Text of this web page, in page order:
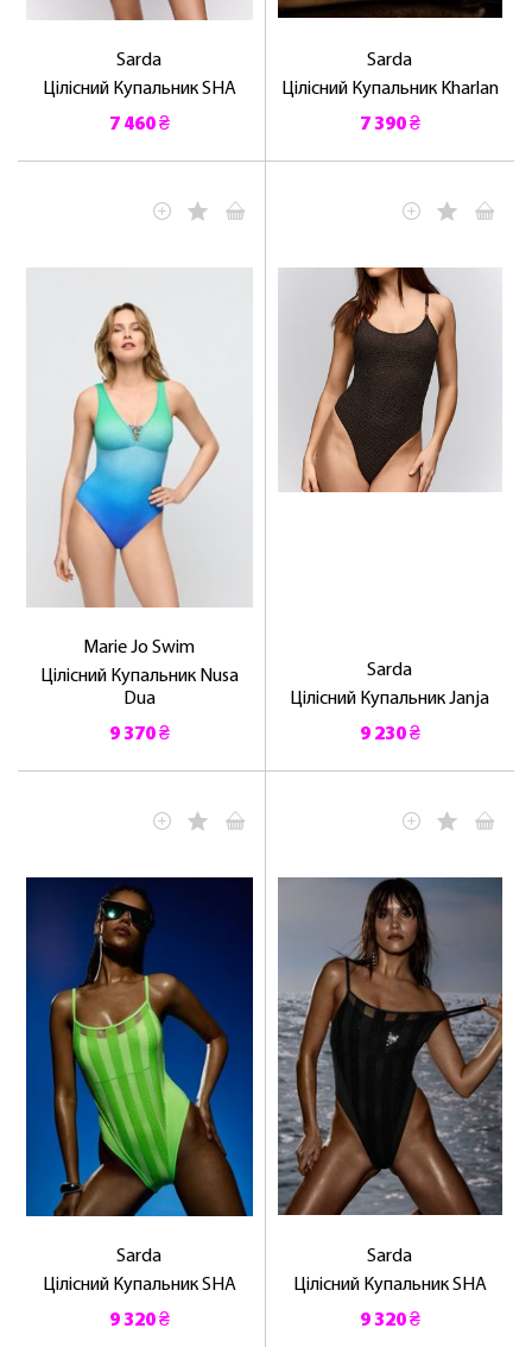
Sarda
Цілісний Купальник SHA
7 460 ₴
Sarda
Цілісний Купальник Kharlan
7 390 ₴
Marie Jo Swim
Цілісний Купальник Nusa
Dua
9 370 ₴
Sarda
Цілісний Купальник Janja
9 230 ₴
Sarda
Цілісний Купальник SHA
9 320 ₴
Sarda
Цілісний Купальник SHA
9 320 ₴